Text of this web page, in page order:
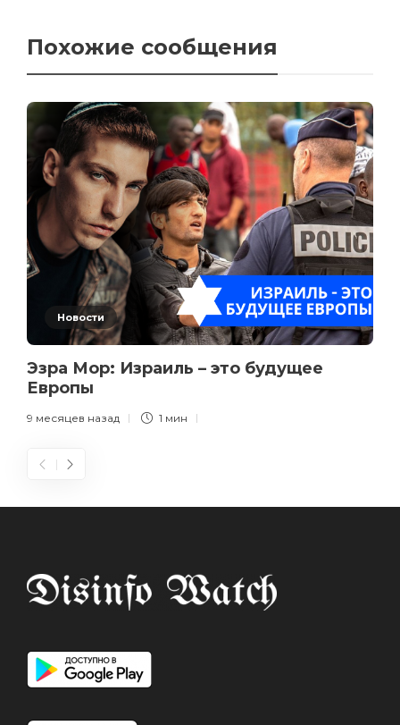
Похожие сообщения
Новости
Эзра Мор: Израиль – это будущее
Европы
9 месяцев назад 1 мин